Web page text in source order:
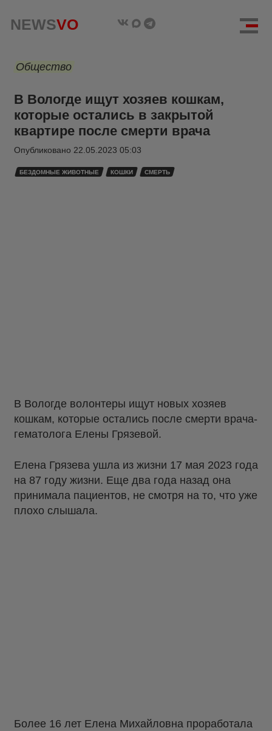
NEWSVO
Общество
В Вологде ищут хозяев кошкам,
которые остались в закрытой
квартире после смерти врача
Опубликовано 22.05.2023 05:03
БЕЗДОМНЫЕ ЖИВОТНЫЕ КОШКИ СМЕРТЬ
В Вологде волонтеры ищут новых хозяев
кошкам, которые остались после смерти врача-
гематолога Елены Грязевой.
Елена Грязева ушла из жизни 17 мая 2023 года
на 87 году жизни. Еще два года назад она
принимала пациентов, не смотря на то, что уже
плохо слышала.
Более 16 лет Елена Михайловна проработала